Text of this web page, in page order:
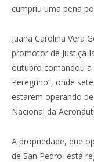
cumpriu uma pena
Juana Carolina Vera
promotor de Justiça
outubro comandou a
Peregrino”, onde
estarem operando
Nacional da
A propriedade, que
de San Pedro, está